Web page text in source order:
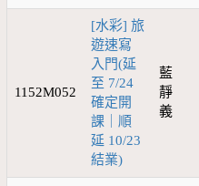
1152M052
[水彩] 旅
遊速寫
入門(延
至 7/24
確定開
課｜順
延 10/23
結業)
藍
靜
義